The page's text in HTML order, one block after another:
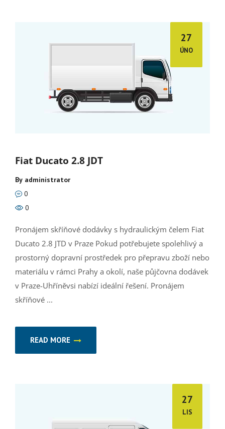
27
ÚNO
Fiat Ducato 2.8 JDT
By administrator
0
0
Pronájem skříňové dodávky s hydraulickým čelem Fiat
Ducato 2.8 JTD v Praze Pokud potřebujete spolehlivý a
prostorný dopravní prostředek pro přepravu zboží nebo
materiálu v rámci Prahy a okolí, naše půjčovna dodávek
v Praze-Uhříněvsi nabízí ideální řešení. Pronájem
skříňové ...
READ MORE
27
LIS